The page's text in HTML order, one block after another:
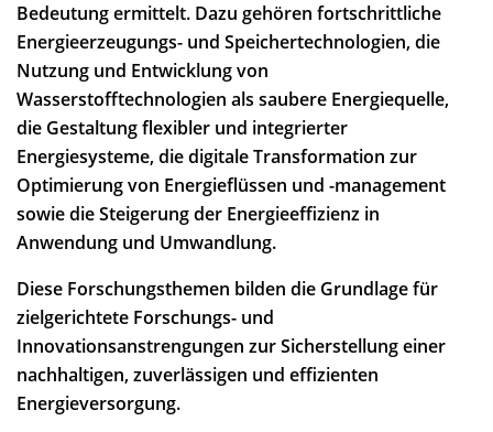
Bedeutung ermittelt. Dazu gehören fortschrittliche
Energieerzeugungs- und Speichertechnologien, die
Nutzung und Entwicklung von
Wasserstofftechnologien als saubere Energiequelle,
die Gestaltung flexibler und integrierter
Energiesysteme, die digitale Transformation zur
Optimierung von Energieflüssen und -management
sowie die Steigerung der Energieeffizienz in
Anwendung und Umwandlung.
Diese Forschungsthemen bilden die Grundlage für
zielgerichtete Forschungs- und
Innovationsanstrengungen zur Sicherstellung einer
nachhaltigen, zuverlässigen und effizienten
Energieversorgung.